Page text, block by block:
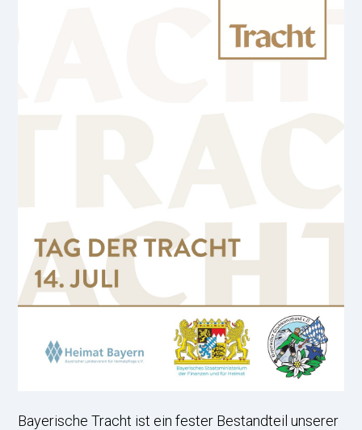
Bayerische Tracht ist ein fester Bestandteil unserer